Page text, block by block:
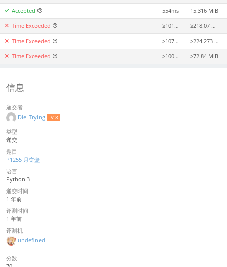
Accepted 554ms 15.316 MiB
Time Exceeded ≥1011ms ≥218.07 MiB
Time Exceeded ≥1078ms ≥224.273 MiB
Time Exceeded ≥1004ms ≥72.84 MiB
信息
递交者
Die_Trying LV 8
类型
递交
题目
P1255 月饼盒
语言
Python 3
递交时间
1 年前
评测时间
1 年前
评测机
undefined
分数